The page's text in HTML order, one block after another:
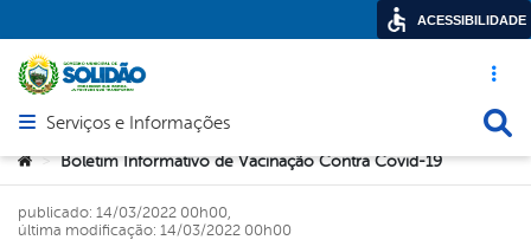
Acesso
Abrir menu principal de navegação
Serviços e Informações
Você está aqui:
> Boletim Informativo de Vacinação Contra Covid-19
publicado: 14/03/2022 00h00,
última modificação: 14/03/2022 00h00
ACESSIBILIDADE